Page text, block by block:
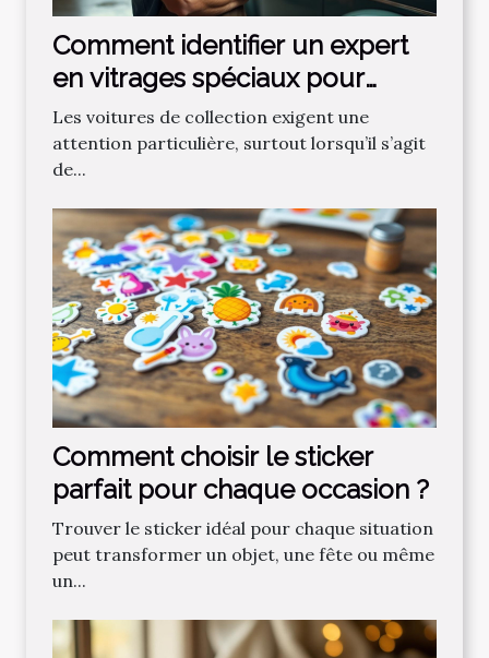
Comment identifier un expert
en vitrages spéciaux pour
voitures de collection ?
Les voitures de collection exigent une
attention particulière, surtout lorsqu’il s’agit
de...
Comment choisir le sticker
parfait pour chaque occasion ?
Trouver le sticker idéal pour chaque situation
peut transformer un objet, une fête ou même
un...